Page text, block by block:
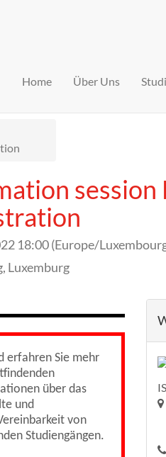
Home Über Uns
session
18:00(Europe/
, Luxemburg
erfahren Sie mehr
über das
und
von
Studiengängen.